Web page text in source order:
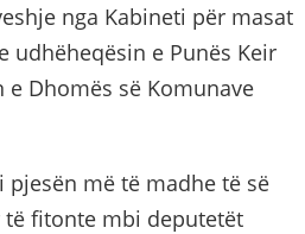
nga Kabineti për masat
udhëheqësin e Punës Keir
e Dhomës së Komunave
më të madhe të së
të fitonte mbi deputetët